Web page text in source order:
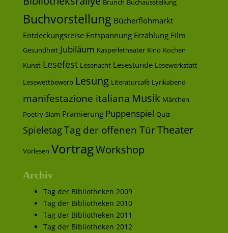
Brunch Buchausstellung
Buchvorstellung Bücherflohmarkt
Entdeckungsreise Entspannung Erzählung Film
Gesundheit Jubiläum Kasperletheater Kino Kochen
Kunst Lesefest Lesenacht Lesestunde Lesewerkstatt
Lesewettbewerb Lesung Literaturcafè Lyrikabend
manifestazione italiana Musik Märchen
Poetry-Slam Prämierung Puppenspiel Quiz
SpieletagTag der offenen TürTheater
Vorlesen VortragWorkshop
Archiv
Tag der Bibliotheken 2009
Tag der Bibliotheken 2010
Tag der Bibliotheken 2011
Tag der Bibliotheken 2012